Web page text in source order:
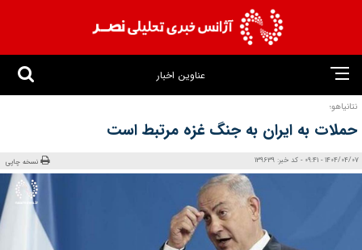
عناوین اخبار
نتانیاهو؛
حملات به ایران به جنگ غزه مرتبط است
1404/04/07 - 09:41 - کد خبر: 139639 نسخه چاپی